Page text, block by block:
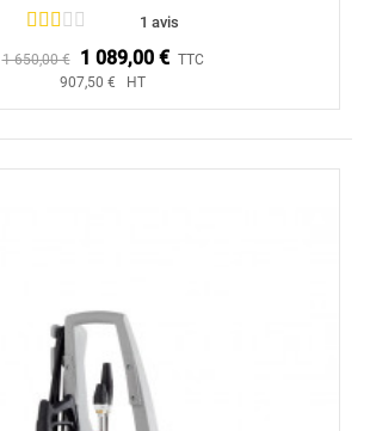
1 avis
1 650,00 € 1 089,00 € TTC
907,50 € HT